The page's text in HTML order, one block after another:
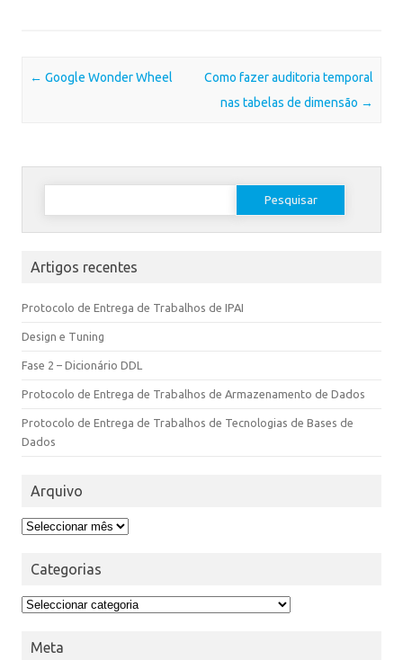
Post navigation
← Google Wonder Wheel
Como fazer auditoria temporal
nas tabelas de dimensão →
Artigos recentes
Protocolo de Entrega de Trabalhos de IPAI
Design e Tuning
Fase 2 – Dicionário DDL
Protocolo de Entrega de Trabalhos de Armazenamento de Dados
Protocolo de Entrega de Trabalhos de Tecnologias de Bases de
Dados
Arquivo
Categorias
Meta